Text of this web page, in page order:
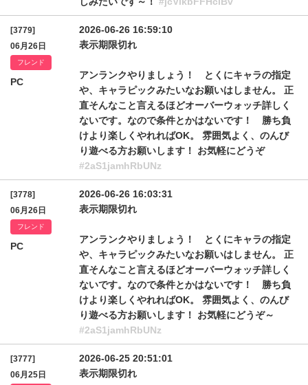
[3779]
06月26日
フレンド
PC
2026-06-26 16:59:10
表示期限切れ
アンランクやりましょう！ とくにキャラの指定
や、キャラピックみたいなお願いはしません。 正
直そんなこと言えるほどオーバーウォッチ詳しく
ないです。なので条件とかはないです！ 勝ち負
けより楽しくやれればOK。 雰囲気よく、のんび
り遊べる方お願いします！ お気軽にどうぞ
#2aS1jamhRbUNz
[3778]
06月26日
フレンド
PC
2026-06-26 16:03:31
表示期限切れ
アンランクやりましょう！ とくにキャラの指定
や、キャラピックみたいなお願いはしません。 正
直そんなこと言えるほどオーバーウォッチ詳しく
ないです。なので条件とかはないです！ 勝ち負
けより楽しくやれればOK。 雰囲気よく、のんび
り遊べる方お願いします！ お気軽にどうぞ～
#2aS1jamhRbUNz
[3777]
06月25日
2026-06-25 20:51:01
表示期限切れ